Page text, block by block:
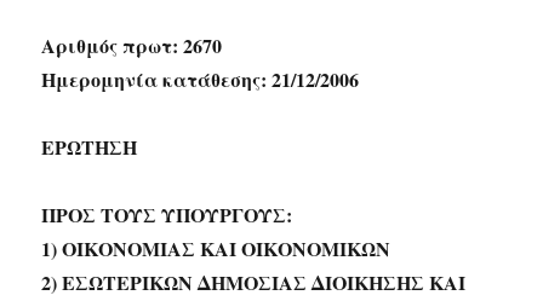
Αριθμός πρωτ: 2670
Ημερομηνία κατάθεσης: 21/12/2006
ΕΡΩΤΗΣΗ
ΠΡΟΣ ΤΟΥΣ ΥΠΟΥΡΓΟΥΣ:
1) ΟΙΚΟΝΟΜΙΑΣ ΚΑΙ ΟΙΚΟΝΟΜΙΚΩΝ
2) ΕΣΩΤΕΡΙΚΩΝ ΔΗΜΟΣΙΑΣ ΔΙΟΙΚΗΣΗΣ ΚΑΙ